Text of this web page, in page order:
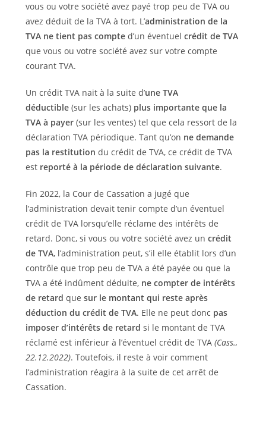
vous ou votre société avez payé trop peu de TVA ou
avez déduit de la TVA à tort. L’administration de la
TVA ne tient pas compte d’un éventuel crédit de TVA
que vous ou votre société avez sur votre compte
courant TVA.
Un crédit TVA nait à la suite d’une TVA
déductible(sur les achats) plus importante que la
TVA à payer(sur les ventes) tel que cela ressort de la
déclaration TVA périodique. Tant qu’on ne demande
pas la restitution du crédit de TVA, ce crédit de TVA
est reporté à la période de déclaration suivante.
Fin 2022, la Cour de Cassation a jugé que
l’administration devait tenir compte d’un éventuel
crédit de TVA lorsqu’elle réclame des intérêts de
retard. Donc, si vous ou votre société avez un crédit
de TVA, l’administration peut, s’il elle établit lors d’un
contrôle que trop peu de TVA a été payée ou que la
TVA a été indûment déduite, ne compter de intérêts
de retard que sur le montant qui reste après
déduction du crédit de TVA. Elle ne peut donc pas
imposer d’intérêts de retard si le montant de TVA
réclamé est inférieur à l’éventuel crédit de TVA (Cass.,
22.12.2022). Toutefois, il reste à voir comment
l’administration réagira à la suite de cet arrêt de
Cassation.